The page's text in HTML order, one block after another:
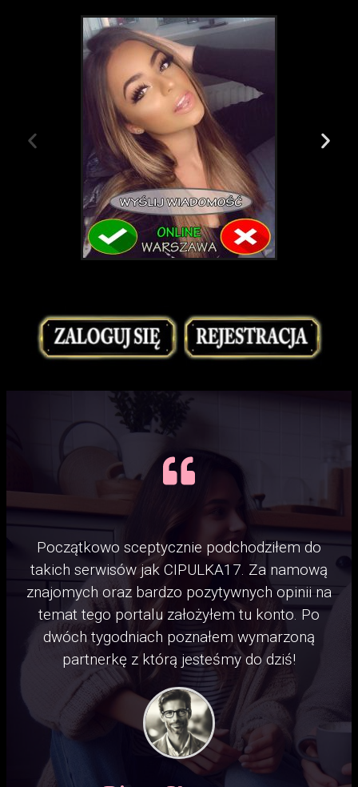
Początkowo sceptycznie podchodziłem do
takich serwisów jak CIPULKA17. Za namową
znajomych oraz bardzo pozytywnych opinii na
temat tego portalu założyłem tu konto. Po
dwóch tygodniach poznałem wymarzoną
partnerkę z którą jesteśmy do dziś!